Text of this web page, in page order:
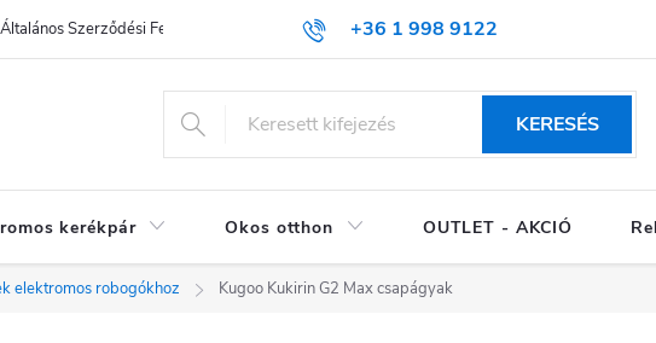
+36 1 998 9122
Általános Szerződési Feltételek (ÁSZF)
KERESÉS
kerékpár Okos otthon OUTLET - AKCIÓ
elektromos robogókhoz Kugoo Kukirin G2 Max csapágyak